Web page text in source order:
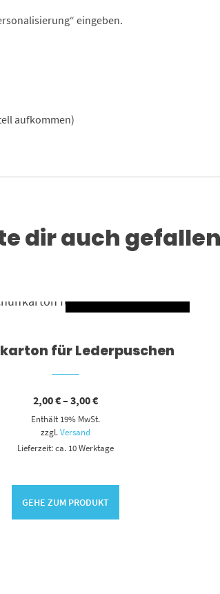
eingeben.
aufkommen)
dir auch
Dieses Produkt weist mehrere Varianten auf. Die Optionen können auf der Produktseite gewählt werden
für Lederpuschen
2,00€– 3,00€Preisspanne:
bis
Enthält 19% MwSt.
zzgl.Versand
Lieferzeit: ca. 10 Werktage
GEHE ZUM PRODUKT